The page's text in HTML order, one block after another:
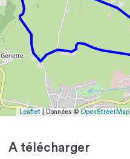
Leaflet| Données ©OpenStreetMap
A télécharger